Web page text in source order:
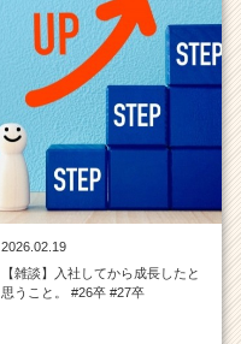
2026.02.19
【雑談】入社してから成長したと
思うこと。 #26卒 #27卒